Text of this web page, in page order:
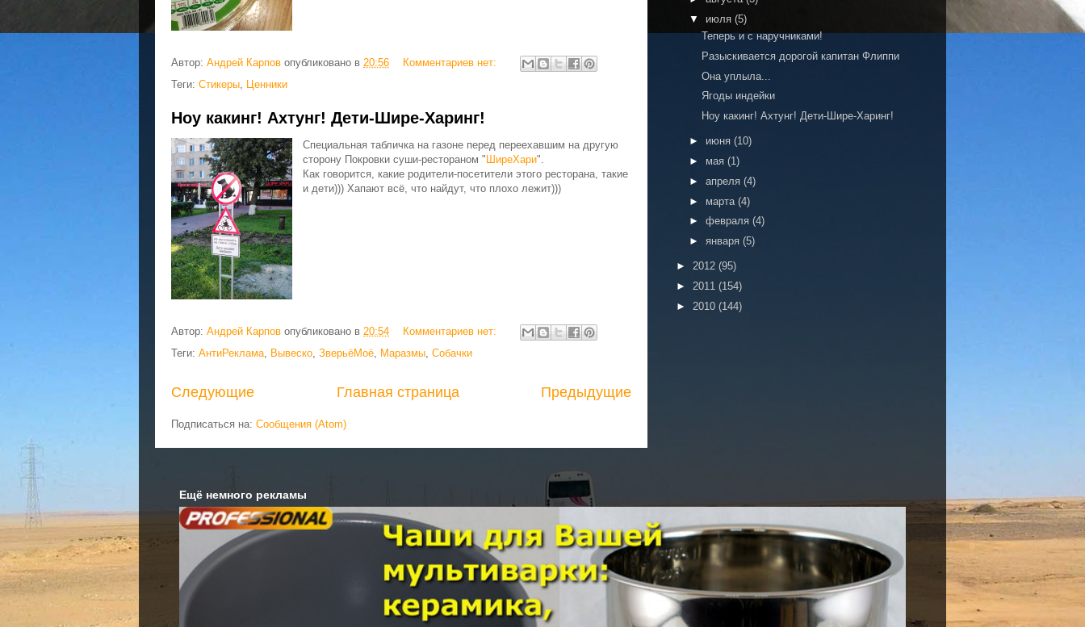
Автор: Андрей Карпов опубликовано в 20:56
Комментариев нет:
Теги: Стикеры, Ценники
Ноу какинг! Ахтунг! Дети-Шире-Харинг!
Специальная табличка на газоне перед переехавшим на другую
сторону Покровки суши-рестораном " ШиреХари".
Как говорится, какие родители-посетители этого ресторана, такие
и дети))) Хапают всё, что найдут, что плохо лежит)))
Автор: Андрей Карпов опубликовано в 20:54
Комментариев нет:
Теги: АнтиРеклама, Вывеско, ЗверьёМоё, Маразмы, Собачки
Следующие Предыдущие
Главная страница
Подписаться на: Сообщения (Atom)
▼ июля (5)
Теперь и с наручниками!
Разыскивается дорогой капитан Флиппи
Она уплыла...
Ягоды индейки
Ноу какинг! Ахтунг! Дети-Шире-Харинг!
► июня (10)
► мая (1)
► апреля (4)
► марта (4)
► февраля (4)
► января (5)
► 2012 (95)
► 2011 (154)
► 2010 (144)
Ещё немного рекламы